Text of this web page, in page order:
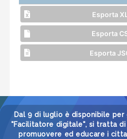
Esporta
Esporta
Esporta
Dal 9 di luglio è disponibile
"Facilitatore digitale", si tratta
promuovere ed educare i